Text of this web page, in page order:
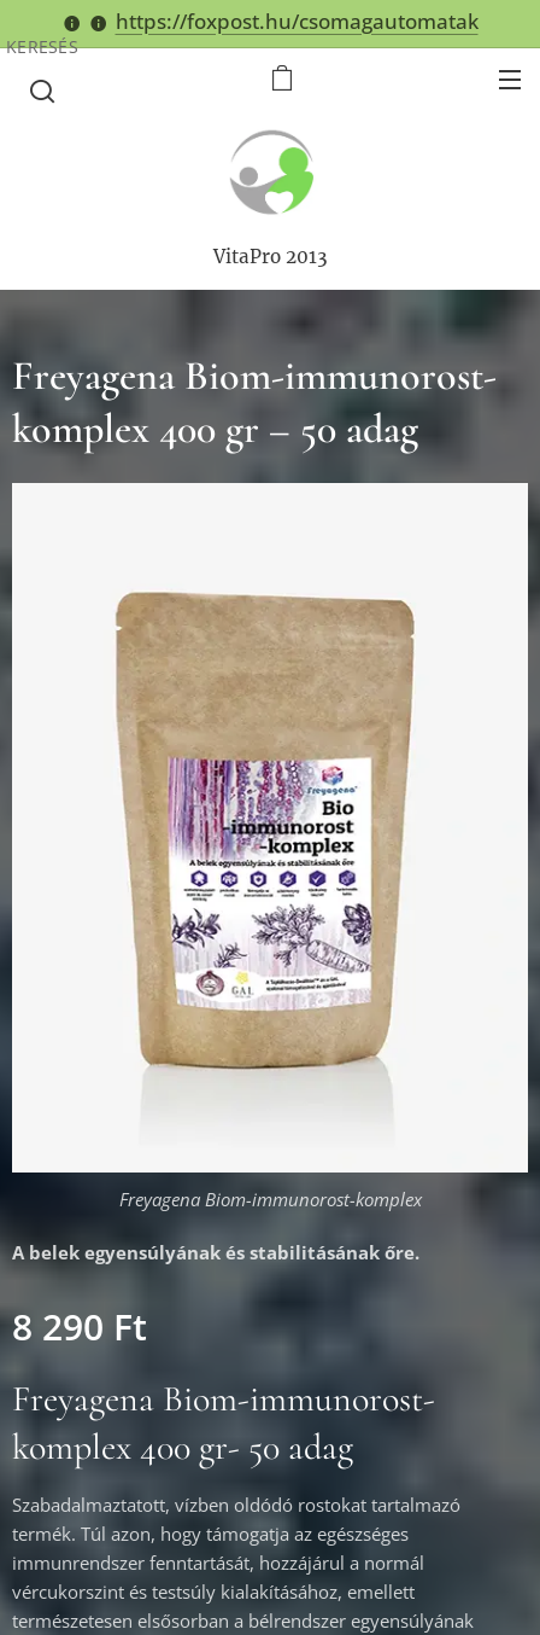
https://foxpost.hu/csomagautomatak
VitaPro 2013
KERESÉS
Freyagena Biom-immunorost-
komplex 400 gr – 50 adag
Freyagena Biom-immunorost-komplex
A belek egyensúlyának és stabilitásának őre.
8 290 Ft
Freyagena Biom-immunorost-
komplex 400 gr- 50 adag
Szabadalmaztatott, vízben oldódó rostokat tartalmazó
termék. Túl azon, hogy támogatja az egészséges
immunrendszer fenntartását, hozzájárul a normál
vércukorszint és testsúly kialakításához, emellett
természetesen elsősorban a bélrendszer egyensúlyának